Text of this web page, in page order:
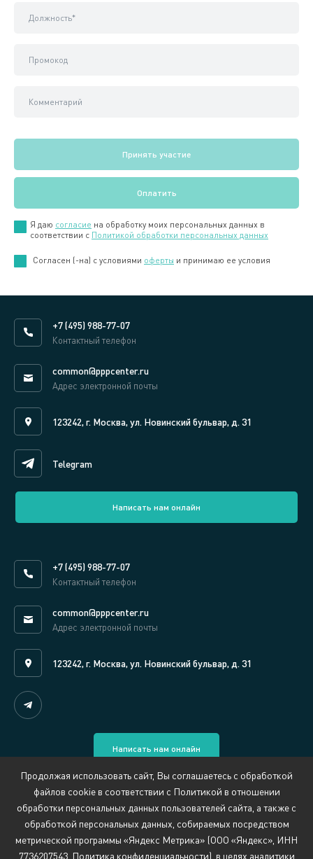
Я даю согласие на обработку моих персональных данных в
соответствии с Политикой обработки персональных данных
Cогласен (-на) с условиями оферты и принимаю ее условия
+7 (495) 988-77-07
Контактный телефон
common@pppcenter.ru
Адрес электронной почты
123242, г. Москва, ул. Новинский бульвар, д. 31
Telegram
Написать нам онлайн
+7 (495) 988-77-07
Контактный телефон
common@pppcenter.ru
Адрес электронной почты
123242, г. Москва, ул. Новинский бульвар, д. 31
Написать нам онлайн
Политика обработки персональных данных
Противодействие коррупции
Продолжая использовать сайт, Вы соглашаетесь с обработкой
файлов cookie в соответствии с Политикой в отношении
обработки персональных данных пользователей сайта, а также с
обработкой персональных данных, собираемых посредством
метрической программы «Яндекс Метрика» (ООО «Яндекс», ИНН
7736207543, Политика конфиденциальности), в целях аналитики